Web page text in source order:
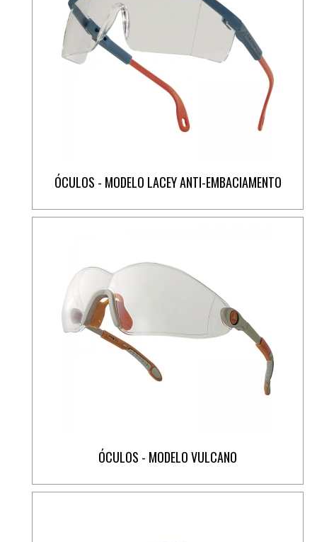
ÓCULOS - MODELO LACEY ANTI-EMBACIAMENTO
ÓCULOS - MODELO VULCANO